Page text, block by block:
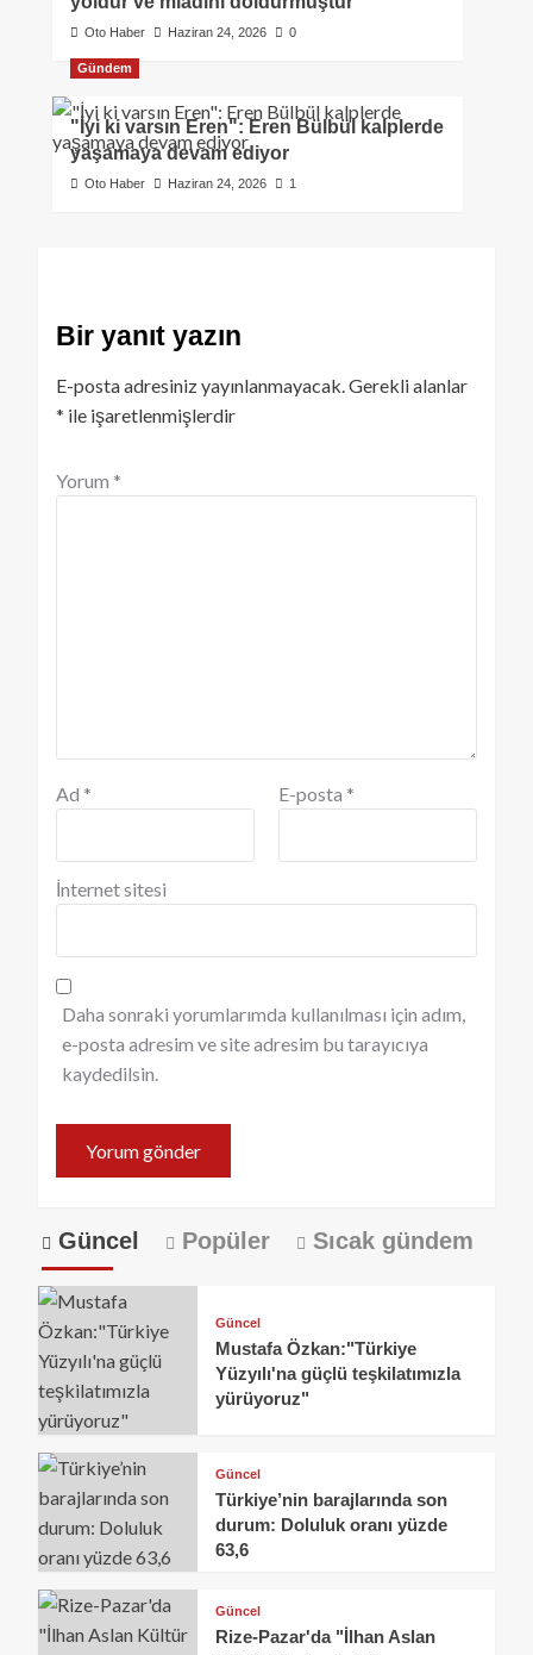
Oto Haber Haziran 24, 2026 0
Gündem
"İyi ki varsın Eren": Eren Bülbül kalplerde
yaşamaya devam ediyor
Oto Haber Haziran 24, 2026 1
Bir yanıt yazın
E-posta adresiniz yayınlanmayacak.Gerekli alanlar
* ile işaretlenmişlerdir
Yorum *
Ad * E-posta *
İnternet sitesi
Daha sonraki yorumlarımda kullanılması için adım,
e-posta adresim ve site adresim bu tarayıcıya
kaydedilsin.
Güncel Popüler Sıcak gündem
Güncel
Mustafa Özkan:"Türkiye
Yüzyılı'na güçlü teşkilatımızla
yürüyoruz"
Güncel
Türkiye’nin barajlarında son
durum: Doluluk oranı yüzde
63,6
Güncel
Rize-Pazar'da "İlhan Aslan